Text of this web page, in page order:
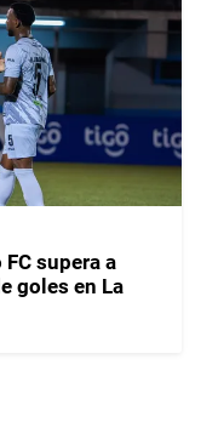
FC supera a
goles en La